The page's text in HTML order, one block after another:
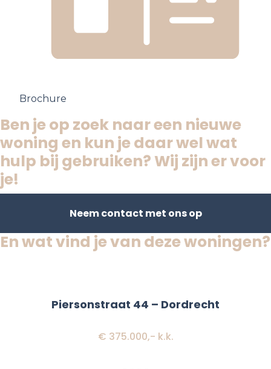
Brochure
Ben je op zoek naar een nieuwe
woning en kun je daar wel wat
hulp bij gebruiken? Wij zijn er voor
je!
Neem contact met ons op
En wat vind je van deze woningen?
Piersonstraat 44 – Dordrecht
€ 375.000,- k.k.